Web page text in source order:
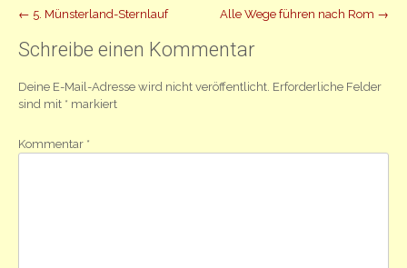
Beitrag
Navigation
← 5. Münsterland-Sternlauf Alle Wege führen nach Rom →
Schreibe einen Kommentar
Deine E-Mail-Adresse wird nicht veröffentlicht. Erforderliche Felder
sind mit * markiert
Kommentar *